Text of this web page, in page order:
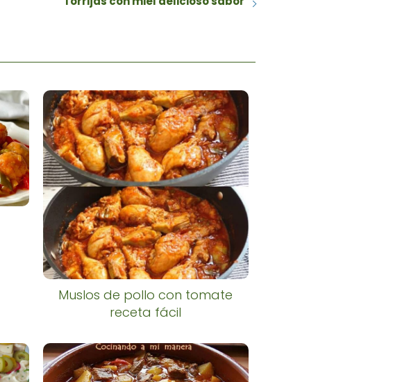
Muslos de pollo con tomate
receta fácil